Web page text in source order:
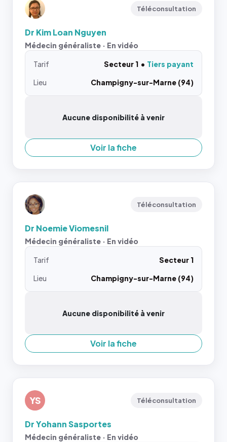
Téléconsultation
Dr Kim Loan Nguyen
Médecin généraliste · En vidéo
Tarif Secteur 1
Tiers payant
Lieu
Champigny-sur-Marne (94)
Aucune disponibilité à venir
Voir la fiche
Téléconsultation
Dr Noemie Viomesnil
Médecin généraliste · En vidéo
Tarif
Secteur 1
Lieu
Champigny-sur-Marne (94)
Aucune disponibilité à venir
Voir la fiche
YS Téléconsultation
Dr Yohann Sasportes
Médecin généraliste · En vidéo